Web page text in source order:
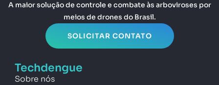
A maior solução de controle e combate às arboviroses por
meios de drones do Brasil.
SOLICITAR CONTATO
Techdengue
Sobre nós